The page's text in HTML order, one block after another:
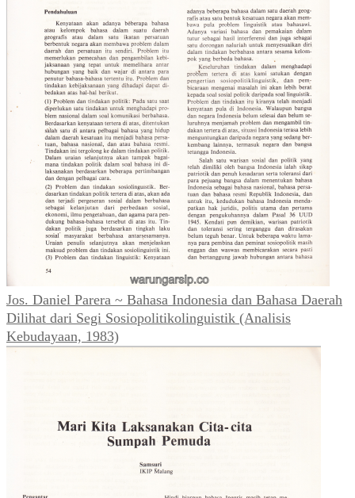
Jos. Daniel Parera ~ Bahasa Indonesia dan Bahasa Daerah
Dilihat dari Segi Sosiopolitikolinguistik (Analisis
Kebudayaan, 1983)